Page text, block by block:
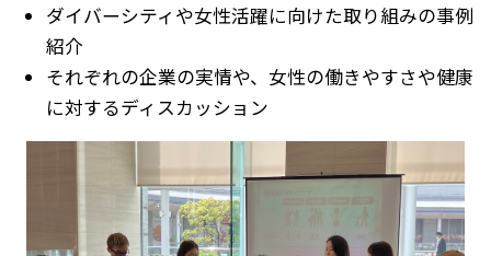
ダイバーシティや女性活躍に向けた取り組みの事例
紹介
それぞれの企業の実情や、女性の働きやすさや健康
に対するディスカッション